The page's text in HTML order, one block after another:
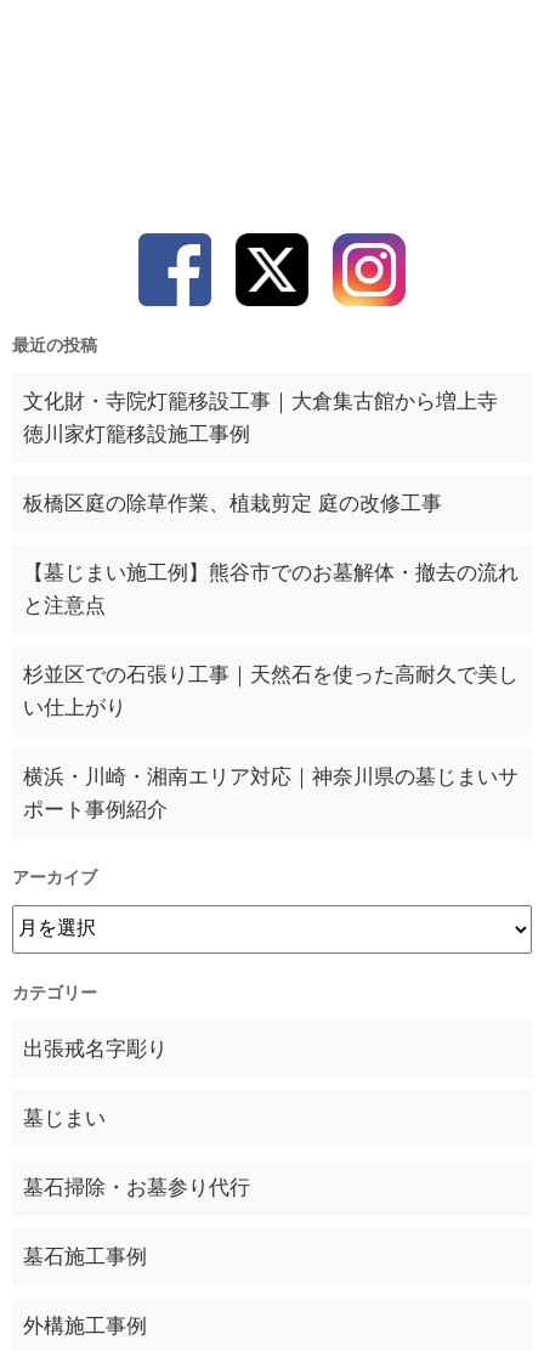
最近の投稿
文化財・寺院灯籠移設工事｜大倉集古館から増上寺
徳川家灯籠移設施工事例
板橋区庭の除草作業、植栽剪定 庭の改修工事
【墓じまい施工例】熊谷市でのお墓解体・撤去の流れ
と注意点
杉並区での石張り工事｜天然石を使った高耐久で美し
い仕上がり
横浜・川崎・湘南エリア対応｜神奈川県の墓じまいサ
ポート事例紹介
アーカイブ
カテゴリー
出張戒名字彫り
墓じまい
墓石掃除・お墓参り代行
墓石施工事例
外構施工事例